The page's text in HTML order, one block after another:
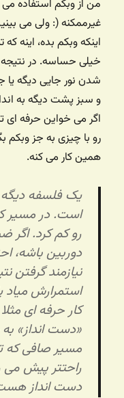
من از وبکم استفاده
غیرممکنه (: ولی می
اینکه وبکم بده، اینه
خیلی حساسه. در
شدن نور جایی دیگه
و سبز پشت دیگه به
اگر می خواین حرفه ای
رو با چیزی به جز
همین کار می کنه.
یک فلسفه
است. در مسیر
رو کم کرد. اگر
دوربین باشه،
نیازمند گرفتن
استمرارش
کار حرفه ای
«دست انداز»
مسیر صافی
راحتتر پیش می
دست انداز